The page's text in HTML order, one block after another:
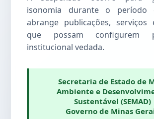
isonomia durante o período
abrange publicações, serviços
que possam configurem
institucional vedada.
Secretaria de Estado de
Ambiente e
Sustentável (SEMAD)
Governo de Minas